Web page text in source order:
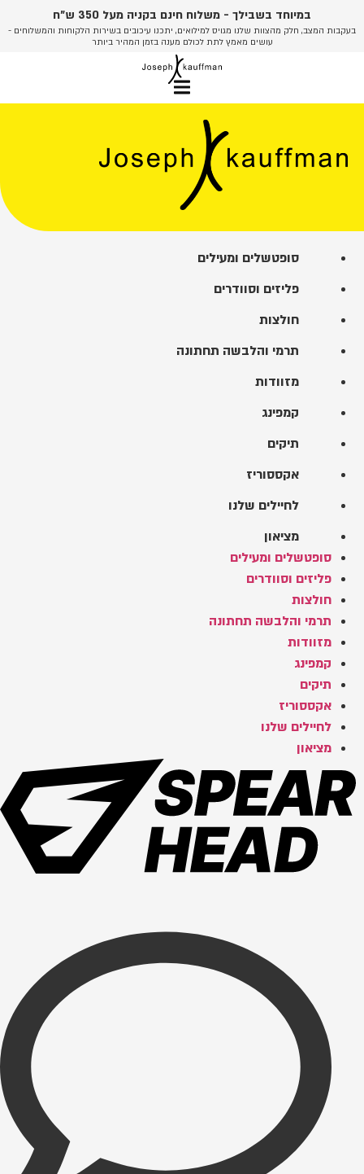
לתוכן
במיוחד בשבילך - משלוח חינם בקניה מעל 350 ש"ח
בעקבות המצב, חלק מהצוות שלנו מגויס למילואים, יתכנו עיכובים בשירות הלקוחות והמשלוחים -
עושים מאמץ לתת לכולם מענה בזמן המהיר ביותר
סופטשלים ומעילים
פליזים וסוודרים
חולצות
תרמי והלבשה תחתונה
מזוודות
קמפינג
תיקים
אקססוריז
לחיילים שלנו
מציאון
סופטשלים ומעילים
פליזים וסוודרים
חולצות
תרמי והלבשה תחתונה
מזוודות
קמפינג
תיקים
אקססוריז
לחיילים שלנו
מציאון